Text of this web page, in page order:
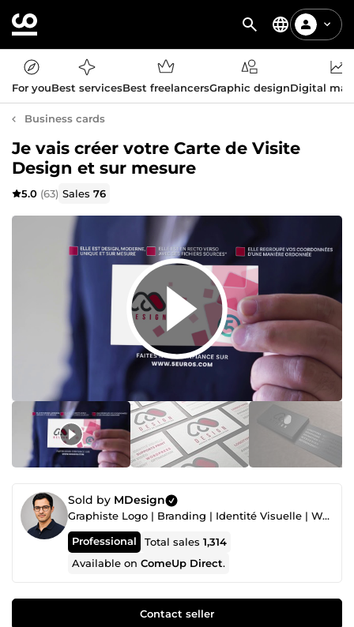
For youBest servicesBest freelancersGraphic designDigital
Business cards
Je vais créer votre Carte de Visite
Design et sur mesure
5.0 (63) Sales76
Sold by MDesign
Graphiste Logo | Branding | Identité Visuelle | Webdesigner | Création de Sites Web | WordPress
Professional Total sales1,314
Available onComeUp Direct.
Contact seller